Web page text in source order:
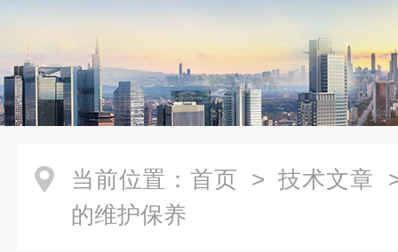
当前位置： 首页 > 技术文章
的维护保养